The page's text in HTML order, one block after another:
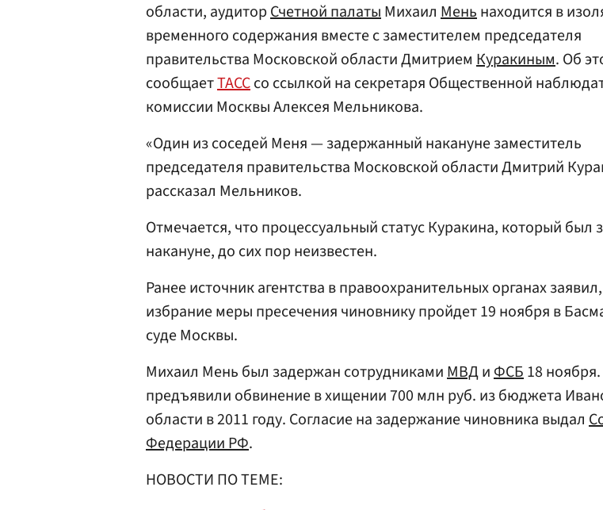
области, аудиторСчетной палатыМихаил Меньнаходится в
временного содержания вместе с заместителем председателя
правительства Московской области Дмитрием Куракиным. Об
сообщаетТАССсо ссылкой на секретаря Общественной
комиссии Москвы Алексея Мельникова.
«Один из соседей Меня — задержанный накануне заместитель
председателя правительства Московской области Дмитрий
рассказал Мельников.
Отмечается, что процессуальный статус Куракина, который был
накануне, до сих пор неизвестен.
Ранее источник агентства в правоохранительных органах
избрание меры пресечения чиновнику пройдет 19 ноября в
суде Москвы.
Михаил Мень был задержан сотрудникамиМВДиФСБ18
предъявили обвинение в хищении 700 млн руб. из бюджета
области в 2011 году. Согласие на задержание чиновника выдал
Федерации РФ.
НОВОСТИ ПО ТЕМЕ: